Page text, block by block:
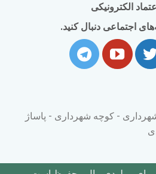
الکترونیکی
اجتماعی دنبال کنید.
شهرداری - کوچه شهرداری - پاساژ